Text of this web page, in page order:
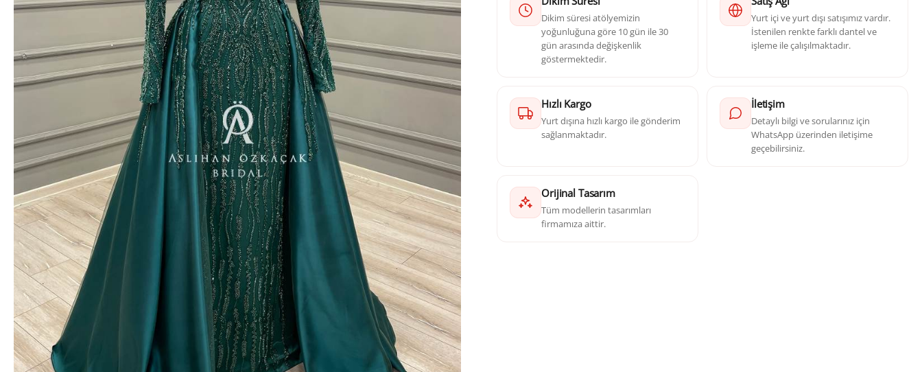
Dikim süresi atölyemizin
yoğunluğuna göre 10 gün ile 30
gün arasında değişkenlik
göstermektedir.
Yurt içi ve yurt dışı satışımız vardır.
İstenilen renkte farklı dantel ve
işleme ile çalışılmaktadır.
Hızlı Kargo
Yurt dışına hızlı kargo ile gönderim
sağlanmaktadır.
İletişim
Detaylı bilgi ve sorularınız için
WhatsApp üzerinden iletişime
geçebilirsiniz.
Orijinal Tasarım
Tüm modellerin tasarımları
firmamıza aittir.